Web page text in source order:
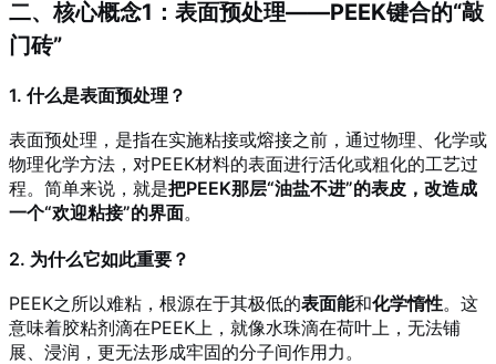
二、核心概念1：表面预处理——PEEK键合的“敲
门砖”
1. 什么是表面预处理？
表面预处理，是指在实施粘接或熔接之前，通过物理、化学或
物理化学方法，对PEEK材料的表面进行活化或粗化的工艺过
程。简单来说，就是把PEEK那层“油盐不进”的表皮，改造成
一个“欢迎粘接”的界面。
2. 为什么它如此重要？
PEEK之所以难粘，根源在于其极低的表面能和化学惰性。这
意味着胶粘剂滴在PEEK上，就像水珠滴在荷叶上，无法铺
展、浸润，更无法形成牢固的分子间作用力。